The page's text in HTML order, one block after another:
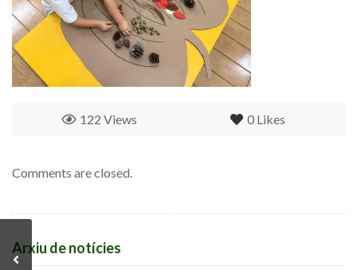
0 Likes
122 Views
Comments are closed.
Arxiu de notícies